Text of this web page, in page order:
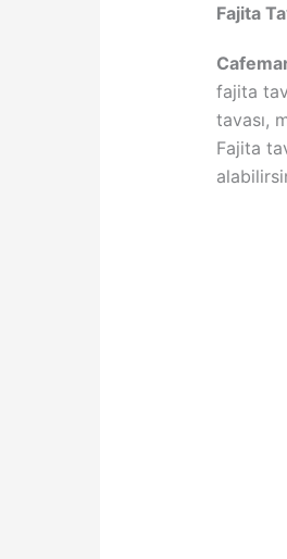
Fajita
fajita
tavası,
Fajita